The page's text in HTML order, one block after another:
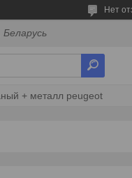
Нет
+ металл peugeot